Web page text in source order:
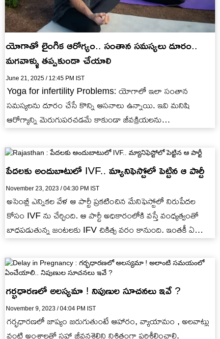
యోగాతో లైంగిక ఆరోగ్యం.. సంతాన సమస్యలు దూరం..
మగవాళ్ళు తప్పకుండా చేయాలి
June 21, 2025 / 12:45 PM IST
Yoga for infertility Problems: యోగాలో ఇలా సంతాన
సమస్యలను దూరం చేసే కొన్ని ఆసనాలు ఉన్నాయి. ఇవి మనిషి
ఆరోగ్యాన్ని మెరుగుపరచడమే కాకుండా జీవక్రియలను
పేదలకు అందుబాటులో IVF.. మ్యానిఫెస్టోలో పెట్టిన ఆ పార్టీ
November 23, 2023 / 04:30 PM IST
అసెంబ్లీ ఎన్నికల వేళ ఆ పార్టీ ప్రకటించిన మేనిఫెస్టోలో నిరుపేదల
కోసం IVF ను చేర్చింది. ఆ పార్టీ అధికారంలోకి వస్తే వంధ్యత్వంతో
బాధపడుతున్న జంటలకు IFV చికిత్స వరం కానుంది. ఇంతకీ ఏ…
గర్భధారణలో అలస్యమా ! నిపుణుల సూచనలు ఇవే ?
November 9, 2023 / 04:04 PM IST
గర్భధారణలో జాప్యం జరుగుతుంటే ఆహారం, వ్యాయామం , అలవాట్లు
వంటి అంశాలతో సహా జీవనశైలిని నిశితంగా పరిశీలించాలి.